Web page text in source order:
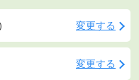
変更する
変更する